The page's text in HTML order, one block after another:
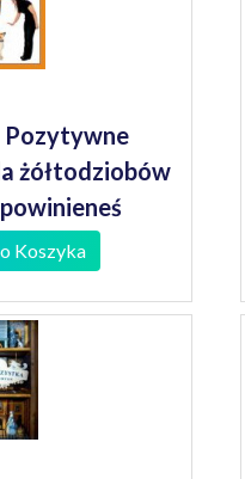
Pozytywne
żółtodziobów
Koszyka